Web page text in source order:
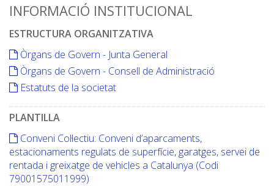
INFORMACIÓ INSTITUCIONAL
ESTRUCTURA ORGANITZATIVA
Òrgans de Govern - Junta General
Òrgans de Govern - Consell de Administració
Estatuts de la societat
PLANTILLA
Conveni Col·lectiu: Conveni d’aparcaments,
estacionaments regulats de superfície, garatges, servei de
rentada i greixatge de vehicles a Catalunya (Codi
79001575011999)